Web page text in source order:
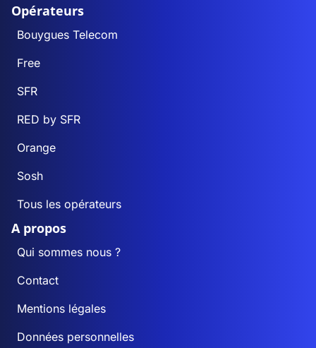
Opérateurs
Bouygues Telecom
Free
SFR
RED by SFR
Orange
Sosh
Tous les opérateurs
A propos
Qui sommes nous ?
Contact
Mentions légales
Données personnelles